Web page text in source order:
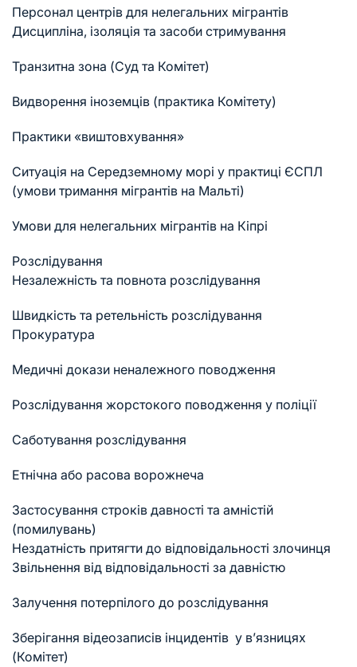
Персонал центрів для нелегальних мігрантів
Дисципліна, ізоляція та засоби стримування
Транзитна зона (Суд та Комітет)
Видворення іноземців (практика Комітету)
Практики «виштовхування»
Ситуація на Середземному морі у практиці ЄСПЛ
(умови тримання мігрантів на Мальті)
Умови для нелегальних мігрантів на Кіпрі
Розслідування
Незалежність та повнота розслідування
Швидкість та ретельність розслідування
Прокуратура
Медичні докази неналежного поводження
Розслідування жорстокого поводження у поліції
Саботування розслідування
Етнічна або расова ворожнеча
Застосування строків давності та амністій
(помилувань)
Нездатність притягти до відповідальності злочинця
Звільнення від відповідальності за давністю
Залучення потерпілого до розслідування
Зберігання відеозаписів інцидентів у в’язницях
(Комітет)